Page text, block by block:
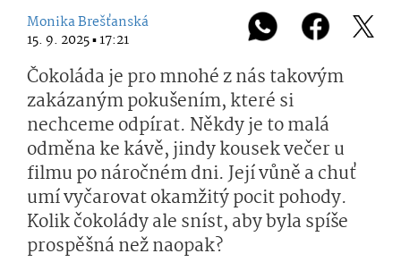
Monika Brešťanská
15. 9. 2025 ▪ 17:21
Čokoláda je pro mnohé z nás takovým
zakázaným pokušením, které si
nechceme odpírat. Někdy je to malá
odměna ke kávě, jindy kousek večer u
filmu po náročném dni. Její vůně a chuť
umí vyčarovat okamžitý pocit pohody.
Kolik čokolády ale sníst, aby byla spíše
prospěšná než naopak?